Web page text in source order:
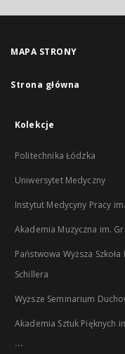
MAPA STRONY
Strona główna
Kolekcje
Politechnika Łódzka
Uniwersytet Medyczny
Instytut Medycyny Pracy
Akademia Muzyczna im.
Państwowa Wyższa
Schillera
Wyższe Seminarium
Akademia Sztuk Pięknych
...